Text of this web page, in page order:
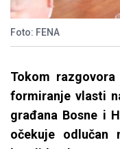
Foto: FENA
Tokom
formiranje vlasti
građana Bosne i
očekuje odlučan